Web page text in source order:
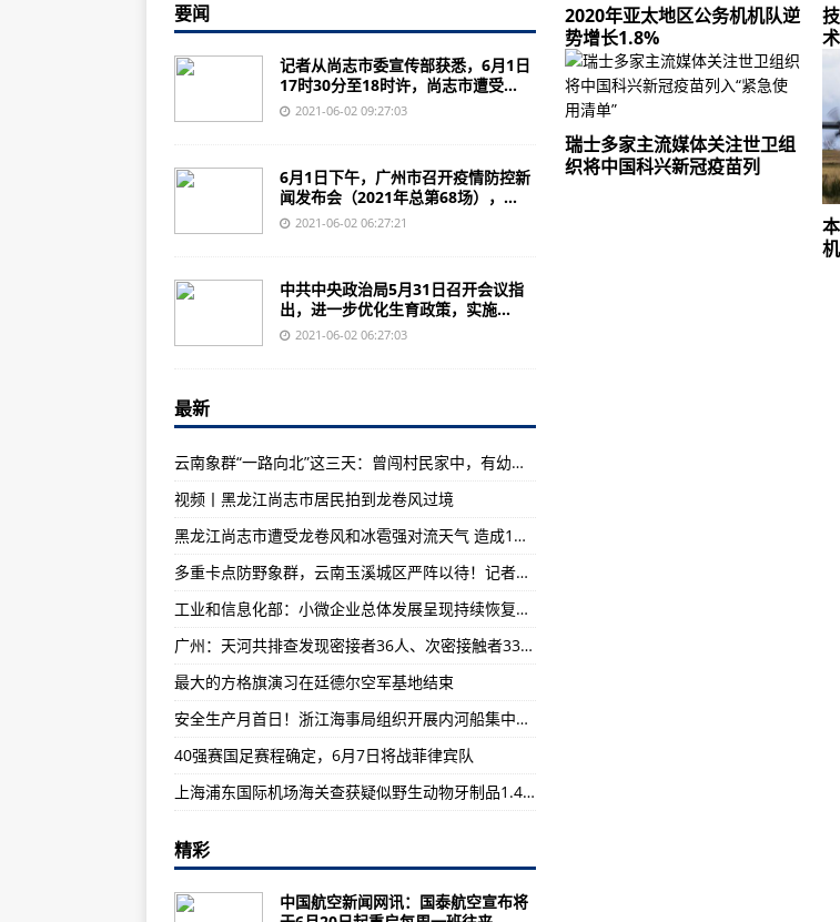
工业和信息化部：小微企业总体发展呈现持续恢复性增长
广州：截至1日17时，天河8条街道已出检测结果均为阴性
国家市场监督管理总局：全国登记在册的个体工商户占各类市场主体总量的三分之二
广州：天河共排查发现密接者36人、次密接触者333人，均按要求落实健康管理措施
童装、儿童家具怎么买才安心？市场监管总局发布六类产品消费提示
希思罗机场在75年前的今天成为商业机场
俄罗斯Su-27战斗机护送美国空军的B-52战略轰炸机飞越波罗的海
最大的方格旗演习在廷德尔空军基地结束
为什么F-35B是F-35A和F-35C之前最令人印象深刻的隐形战斗机
F-15Eagle战斗机是一款出色的飞机 即使在 F-22 Raptor 推出后也蓬勃发展
克罗地亚以12亿美元购买12架法国阵风战斗机
英国首个工业量子安全网络完成飞机部件远程生产测试
航空工业计算所：引领“航二代”们爱党爱国爱航空
俄罗斯实战化推进反无人机作战技术创新
抢进度，强技能！航空工业下属单位这样开展！
中国航发推动成本工程向纵深突破
美军“增程型联合空地防区外导弹”向系列化发展
航空工业直升机所完成国内首次重要旋翼验证试验
云南见义勇为奖金基数起点上调至5000元，上不封顶！
2020年亚太地区公务机机队逆
势增长1.8%
瑞士多家主流媒体关注世卫组
织将中国科兴新冠疫苗列
机
要闻
记者从尚志市委宣传部获悉，6月1日
17时30分至18时许，尚志市遭受...
2021-06-02 09:27:03
6月1日下午，广州市召开疫情防控新
闻发布会（2021年总第68场），...
2021-06-02 06:27:21
中共中央政治局5月31日召开会议指
出，进一步优化生育政策，实施...
2021-06-02 06:27:03
最新
云南象群“一路向北”这三天：曾闯村民家中，有幼象不慎落水
视频丨黑龙江尚志市居民拍到龙卷风过境
黑龙江尚志市遭受龙卷风和冰雹强对流天气 造成1人死亡、16人受伤
多重卡点防野象群，云南玉溪城区严阵以待！记者现场直击
工业和信息化部：小微企业总体发展呈现持续恢复性增长
广州：天河共排查发现密接者36人、次密接触者333人，均按要求落实健康管理措施
最大的方格旗演习在廷德尔空军基地结束
安全生产月首日！浙江海事局组织开展内河船集中遣返行动
40强赛国足赛程确定，6月7日将战菲律宾队
上海浦东国际机场海关查获疑似野生动物牙制品1.45千克
精彩
中国航空新闻网讯：国泰航空宣布将